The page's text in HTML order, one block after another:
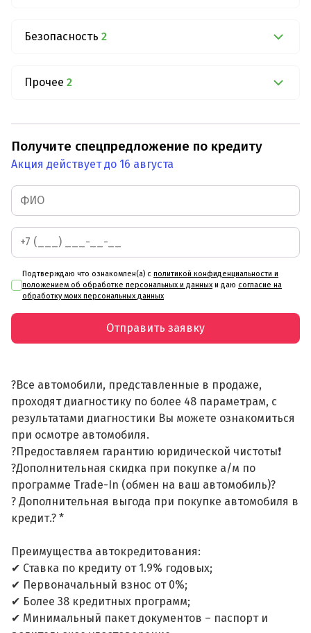
Безопасность 2
Прочее 2
Получите спецпредложение по кредиту
Акция действует до 16 августа
Подтверждаю что ознакомлен(а) с политикой конфиденциальности и
положением об обработке персональных и данных и даю согласие на
обработку моих персональных данных
Отправить заявку
?Все автомобили, представленные в продаже,
проходят диагностику по более 48 параметрам, с
результатами диагностики Вы можете ознакомиться
при осмотре автомобиля.
?Предоставляем гарантию юридической чистоты❗
?Дополнительная скидка при покупке а/м по
программе Trade-In (обмен на ваш автомобиль)?
? Дополнительная выгода при покупке автомобиля в
кредит.? *
Преимущества автокредитования:
✔ Ставка по кредиту от 1.9% годовых;
✔ Первоначальный взнос от 0%;
✔ Более 38 кредитных программ;
✔ Минимальный пакет документов – паспорт и